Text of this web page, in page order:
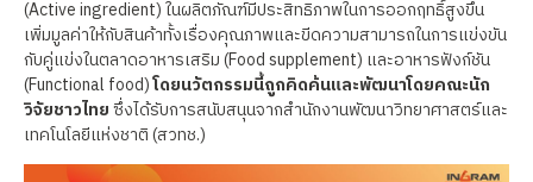
(Active ingredient) ในผลิตภัณฑ์มีประสิทธิภาพในการออกฤทธิ์สูงขึ้น
เพิ่มมูลค่าให้กับสินค้าทั้งเรื่องคุณภาพและขีดความสามารถในการแข่งขัน
กับคู่แข่งในตลาดอาหารเสริม (Food supplement) และอาหารฟังก์ชัน
(Functional food)โดยนวัตกรรมนี้ถูกคิดค้นและพัฒนาโดยคณะนัก
วิจัยชาวไทยซึ่งได้รับการสนับสนุนจากสำนักงานพัฒนาวิทยาศาสตร์และ
เทคโนโลยีแห่งชาติ (สวทช.)